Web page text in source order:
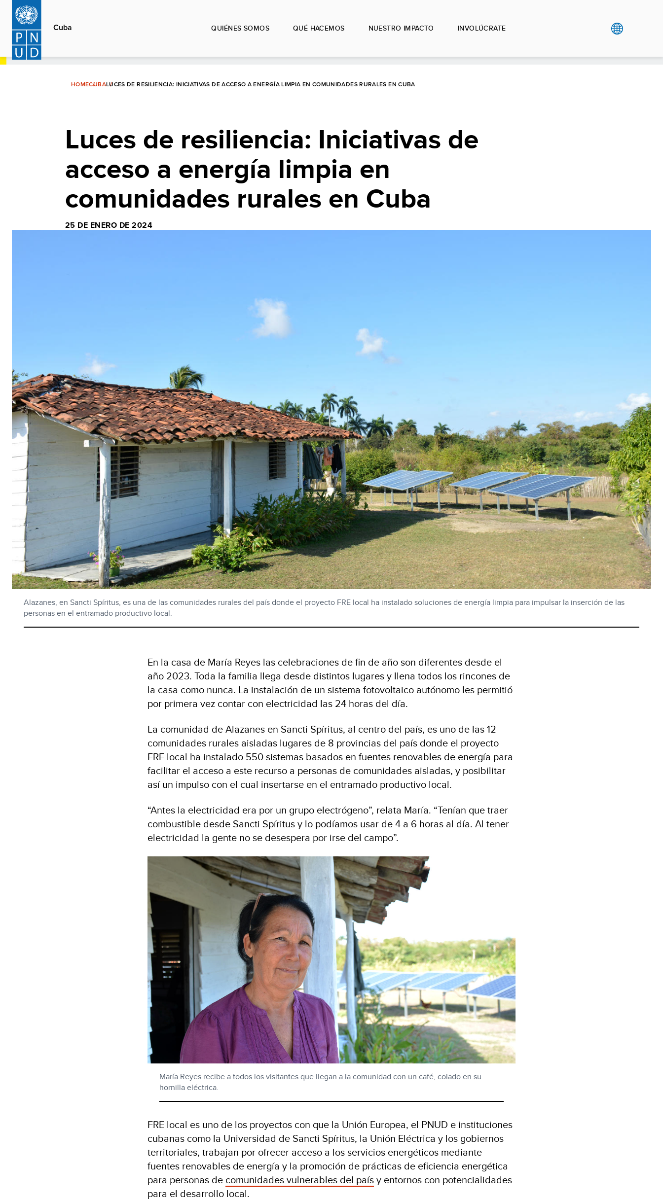
Pasar
contenido
principal
Cuba QUIÉNES SOMOS QUÉ HACEMOS NUESTRO IMPACTO INVOLÚCRATE
HOMECUBALUCES DE RESILIENCIA: INICIATIVAS DE ACCESO A ENERGÍA LIMPIA EN COMUNIDADES RURALES EN CUBA
Luces de resiliencia: Iniciativas de
acceso a energía limpia en
comunidades rurales en Cuba
25 DE ENERO DE 2024
Alazanes, en Sancti Spíritus, es una de las comunidades rurales del país donde el proyecto FRE local ha instalado soluciones de energía limpia para impulsar la inserción de las
personas en el entramado productivo local.
En la casa de María Reyes las celebraciones de fin de año son diferentes desde el
año 2023. Toda la familia llega desde distintos lugares y llena todos los rincones de
la casa como nunca. La instalación de un sistema fotovoltaico autónomo les permitió
por primera vez contar con electricidad las 24 horas del día.
La comunidad de Alazanes en Sancti Spíritus, al centro del país, es uno de las 12
comunidades rurales aisladas lugares de 8 provincias del país donde el proyecto
FRE local ha instalado 550 sistemas basados en fuentes renovables de energía para
facilitar el acceso a este recurso a personas de comunidades aisladas, y posibilitar
así un impulso con el cual insertarse en el entramado productivo local.
“Antes la electricidad era por un grupo electrógeno”, relata María. “Tenían que traer
combustible desde Sancti Spíritus y lo podíamos usar de 4 a 6 horas al día. Al tener
electricidad la gente no se desespera por irse del campo”.
María Reyes recibe a todos los visitantes que llegan a la comunidad con un café, colado en su
hornilla eléctrica.
FRE local es uno de los proyectos con que la Unión Europea, el PNUD e instituciones
cubanas como la Universidad de Sancti Spíritus, la Unión Eléctrica y los gobiernos
territoriales, trabajan por ofrecer acceso a los servicios energéticos mediante
fuentes renovables de energía y la promoción de prácticas de eficiencia energética
para personas de comunidades vulnerables del paísy entornos con potencialidades
para el desarrollo local.